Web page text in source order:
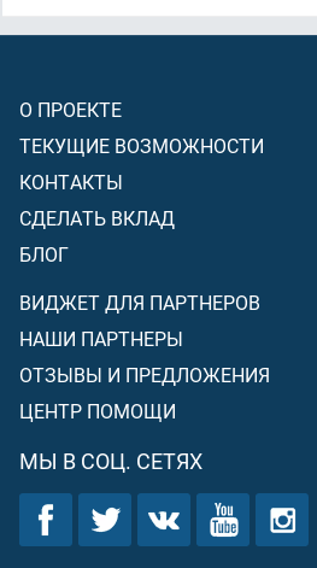
О ПРОЕКТЕ
ТЕКУЩИЕ ВОЗМОЖНОСТИ
КОНТАКТЫ
СДЕЛАТЬ ВКЛАД
БЛОГ
ВИДЖЕТ ДЛЯ ПАРТНЕРОВ
НАШИ ПАРТНЕРЫ
ОТЗЫВЫ И ПРЕДЛОЖЕНИЯ
ЦЕНТР ПОМОЩИ
МЫ В СОЦ. СЕТЯХ